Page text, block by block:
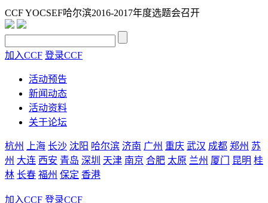
CCF YOCSEF哈尔滨2016-2017年度选题会召开
加入CCF 登录CCF
活动预告
新闻动态
活动资料
关于论坛
杭州 上海 长沙 沈阳 哈尔滨 济南 广州 重庆 武汉 成都 郑州 苏
州 大连 西安 青岛 深圳 天津 南京 合肥 太原 兰州 厦门 昆明 桂
林 长春 福州 保定 香港
加入CCF 登录CCF